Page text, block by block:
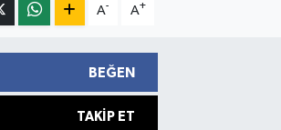
A- A+
BEĞEN
TAKIP ET